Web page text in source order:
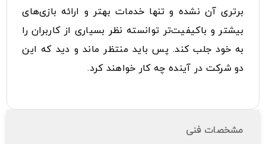
برتری آن نشده و تنها خدمات بهتر و ارائه بازی‌های
بیشتر و باکیفیت‌تر توانسته نظر بسیاری از کاربران را
به خود جلب کند. پس باید منتظر ماند و دید که این
دو شرکت در آینده چه کار خواهند کرد.
مشخصات فنی